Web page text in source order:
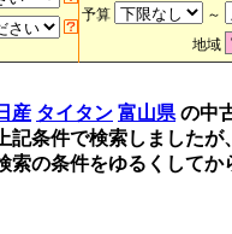
予算
～
地域
産 タイタン 富山県 の中
上記条件で検索しました
索の条件をゆるくして